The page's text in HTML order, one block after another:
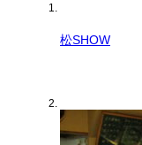
松SHOW